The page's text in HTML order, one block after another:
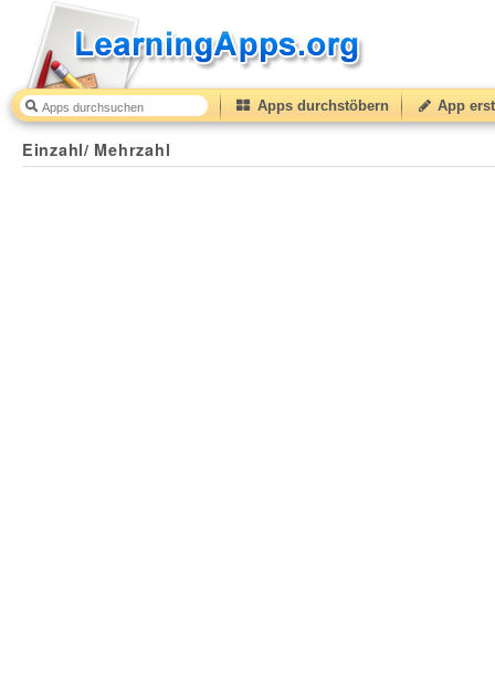
Apps durchstöbern App
Einzahl/ Mehrzahl